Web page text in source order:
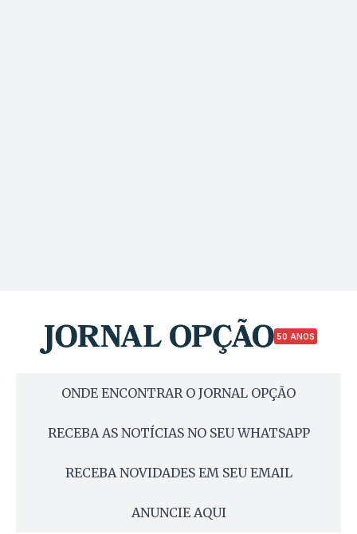
50 ANOS
ONDE ENCONTRAR O JORNAL OPÇÃO
RECEBA AS NOTÍCIAS NO SEU WHATSAPP
RECEBA NOVIDADES EM SEU EMAIL
ANUNCIE AQUI